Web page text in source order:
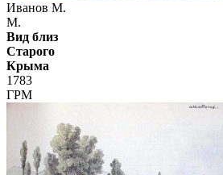
Иванов М.
М.
Вид близ
Старого
Крыма
1783
ГРМ